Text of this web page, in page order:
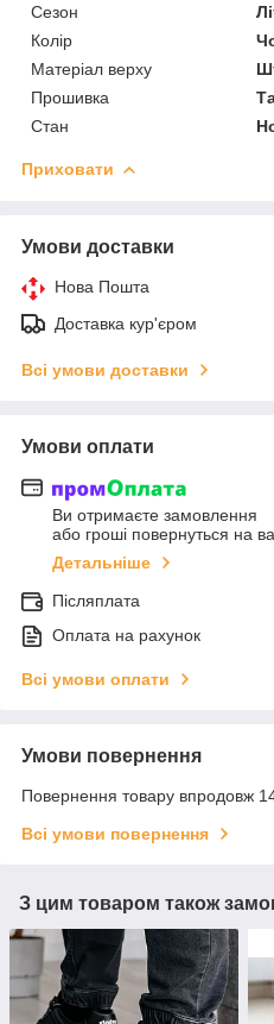
Сезон
Колір
Матеріал верху
Прошивка
Стан
Приховати
Умови доставки
Нова Пошта
Доставка кур'єром
Всі умови доставки
Умови оплати
Ви отримаєте замовлення
або гроші повернуться на
Детальніше
Післяплата
Оплата на рахунок
Всі умови оплати
Умови повернення
Повернення товару впродовж
Всі умови повернення
З цим товаром також